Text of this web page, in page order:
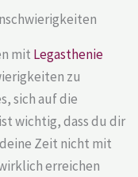
mit Legasthenie
zu
sich auf die
wichtig, dass du dir
Zeit nicht mit
erreichen